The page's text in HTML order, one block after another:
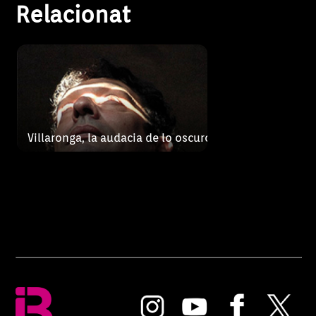
Relacionat
Villaronga, la audacia de lo oscuro